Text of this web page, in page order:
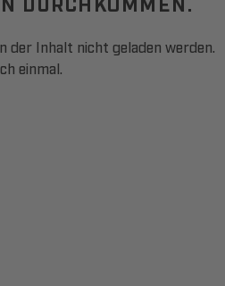
der Inhalt nicht geladen werden.
einmal.